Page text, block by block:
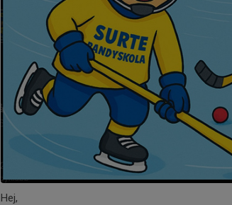
Hej,